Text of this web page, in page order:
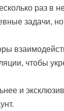
раз в
задачи,
чтобы
и